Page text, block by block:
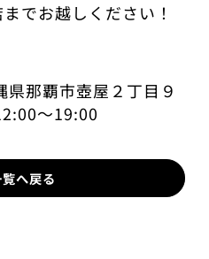
でお越しください！
那覇市壺屋２丁目９
〜19:00
へ戻る